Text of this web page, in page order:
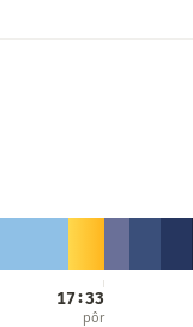
17:33
pôr